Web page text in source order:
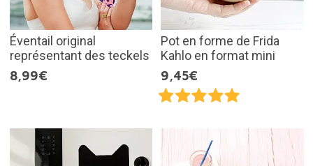
Éventail original
représentant des teckels
8,99€
Pot en forme de Frida
Kahlo en format mini
9,45€